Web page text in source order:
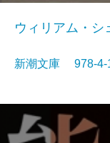
ウィリアム・シ
新潮文庫 978-